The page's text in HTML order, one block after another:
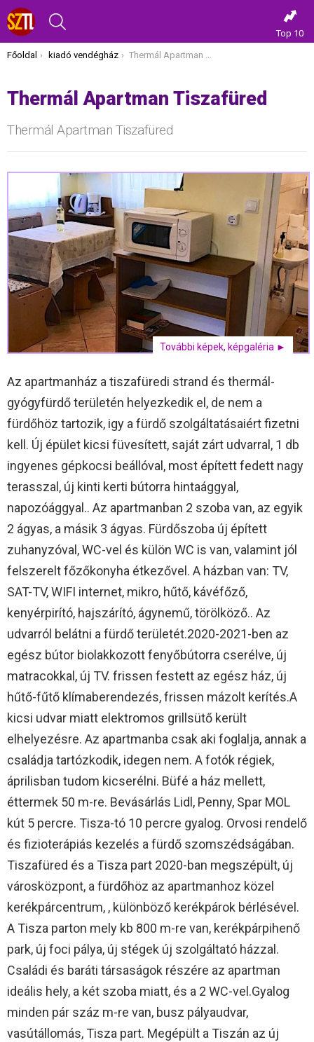
Top 10
Itt vagy most:
Főoldal kiadó vendégház Thermál Apartman Tiszafüred
Thermál Apartman Tiszafüred
Thermál Apartman Tiszafüred
További képek, képgaléria ►
Az apartmanház a tiszafüredi strand és thermál-
gyógyfürdő területén helyezkedik el, de nem a
fürdőhöz tartozik, igy a fürdő szolgáltatásaiért fizetni
kell. Új épület kicsi füvesített, saját zárt udvarral, 1 db
ingyenes gépkocsi beállóval, most épített fedett nagy
terasszal, új kinti kerti bútorra hintaággyal,
napozóággyal.. Az apartmanban 2 szoba van, az egyik
2 ágyas, a másik 3 ágyas. Fürdőszoba új épített
zuhanyzóval, WC-vel és külön WC is van, valamint jól
felszerelt főzőkonyha étkezővel. A házban van: TV,
SAT-TV, WIFI internet, mikro, hűtő, kávéfőző,
kenyérpirító, hajszárító, ágynemű, törölköző.. Az
udvarról belátni a fürdő területét.2020-2021-ben az
egész bútor biolakkozott fenyőbútorra cserélve, új
matracokkal, új TV. frissen festett az egész ház, új
hűtő-fűtő klímaberendezés, frissen mázolt kerítés.A
kicsi udvar miatt elektromos grillsütő került
elhelyezésre. Az apartmanba csak aki foglalja, annak a
családja tartózkodik, idegen nem. A fotók régiek,
áprilisban tudom kicserélni. Büfé a ház mellett,
éttermek 50 m-re. Bevásárlás Lidl, Penny, Spar MOL
kút 5 percre. Tisza-tó 10 percre gyalog. Orvosi rendelő
és fizioterápiás kezelés a fürdő szomszédságában.
Tiszafüred és a Tisza part 2020-ban megszépült, új
városközpont, a fürdőhöz az apartmanhoz közel
kerékpárcentrum, , különböző kerékpárok bérlésével.
A Tisza parton mely kb 800 m-re van, kerékpárpihenő
park, új foci pálya, új stégek új szolgáltató házzal.
Családi és baráti társaságok részére az apartman
ideális hely, a két szoba miatt, és a 2 WC-vel.Gyalog
minden pár száz m-re van, busz pályaudvar,
vasútállomás, Tisza part. Megépült a Tiszán az új